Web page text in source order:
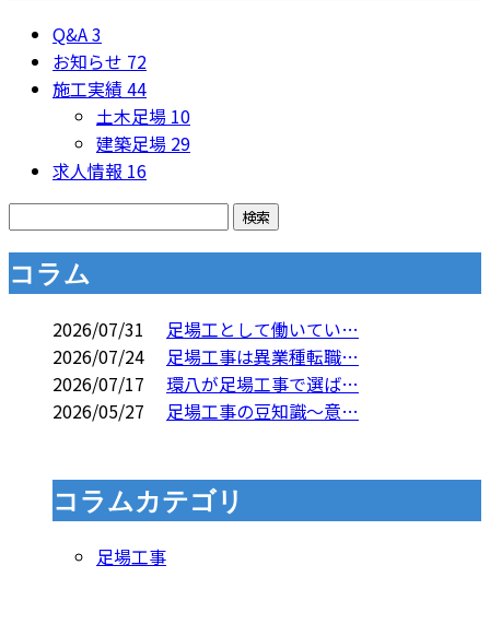
Q&A3
お知らせ 72
施工実績44
土木足場 10
建築足場 29
求人情報 16
コラム
2026/07/31
足場工として働いてい…
2026/07/24
足場工事は異業種転職…
2026/07/17
環八が足場工事で選ば…
2026/05/27
足場工事の豆知識～意…
コラムカテゴリ
足場工事